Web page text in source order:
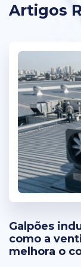
Artigos
Galpões
como a
melhora o